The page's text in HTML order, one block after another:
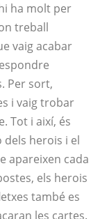
ha molt per
treball
vaig acabar
Per sort,
i vaig trobar
Tot i així, és
dels herois i el
apareixen cada
els herois
també es
les cartes.